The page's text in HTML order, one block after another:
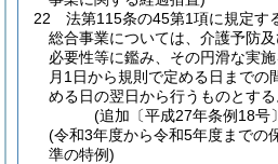
22
法第115条の45第1項に規定す
総合事業については、介護予防
必要性等に鑑み、その円滑な実
月1日から規則で定める日までの
める日の翌日から行うものとする
(追加〔平成27年条例18号
(令和3年度から令和5年度までの
準の特例)